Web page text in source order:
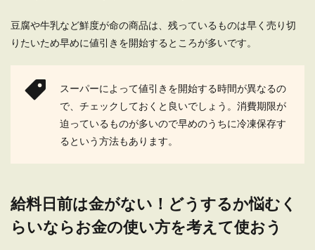
豆腐や牛乳など鮮度が命の商品は、残っているものは早く売り切
りたいため早めに値引きを開始するところが多いです。
スーパーによって値引きを開始する時間が異なるの
で、チェックしておくと良いでしょう。消費期限が
迫っているものが多いので早めのうちに冷凍保存す
るという方法もあります。
給料日前は金がない！どうするか悩むく
らいならお金の使い方を考えて使おう